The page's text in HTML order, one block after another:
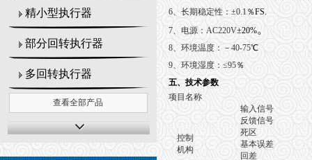
精小型执行器
部分回转执行器
多回转执行器
查看全部产品
6、长期稳定性：±0.1％FS.
7、电源：AC220V±20%。
8、环境温度：－40-75℃
9、环境湿度：≤95％
五、技术参数
项目名称
控制
机构
输入信号
反馈信号
死区
基本误差
回差